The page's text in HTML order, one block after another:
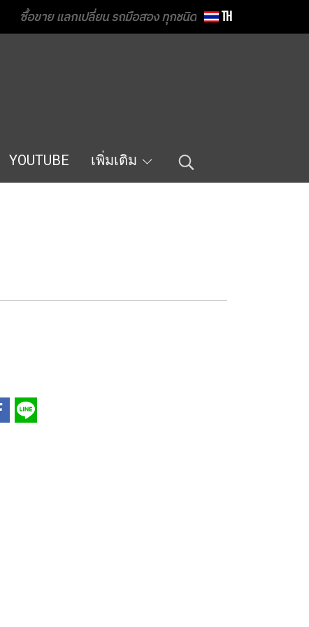
ซื้อขาย แลกเปลี่ยน รถมือสอง ทุกชนิด TH
YOUTUBE เพิ่มเติม